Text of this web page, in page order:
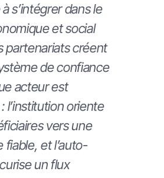
s’intégrer dans le
et social
partenariats créent
de confiance
acteur est
l’institution oriente
vers une
fiable, et l’auto-
un flux